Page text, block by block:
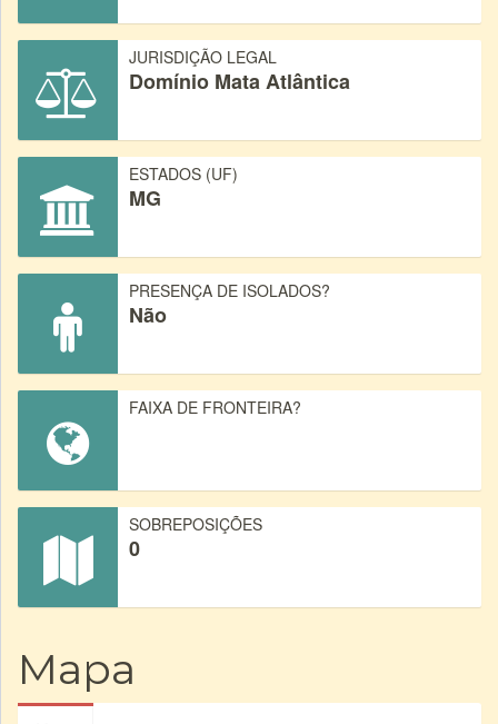
JURISDIÇÃO LEGAL
Domínio Mata Atlântica
ESTADOS (UF)
MG
PRESENÇA DE ISOLADOS?
Não
FAIXA DE FRONTEIRA?
SOBREPOSIÇÕES
0
Mapa